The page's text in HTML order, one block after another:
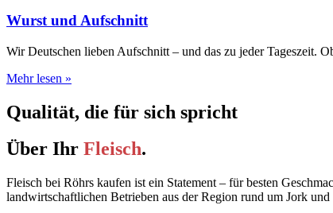
Wurst und Aufschnitt
Wir Deutschen lieben Aufschnitt – und das zu jeder Tageszeit.
Mehr lesen »
Qualität, die für sich spricht
Über Ihr Fleisch.
Fleisch bei Röhrs kaufen ist ein Statement – für besten
landwirtschaftlichen Betrieben aus der Region rund um Jork